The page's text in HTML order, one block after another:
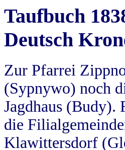
Taufbuch
Deutsch
Zur Pfarrei
(Sypnywo) noch
Jagdhaus (Budy).
die
Klawittersdorf